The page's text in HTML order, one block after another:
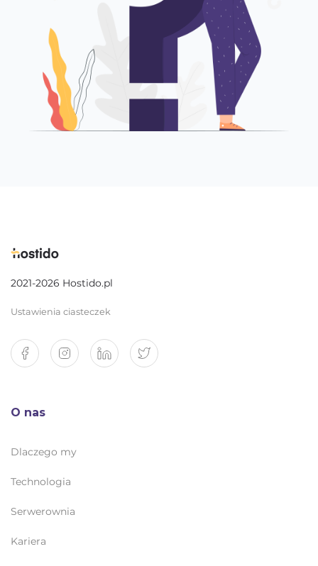
2021-2026 Hostido.pl
Ustawienia ciasteczek
O nas
Dlaczego my
Technologia
Serwerownia
Kariera